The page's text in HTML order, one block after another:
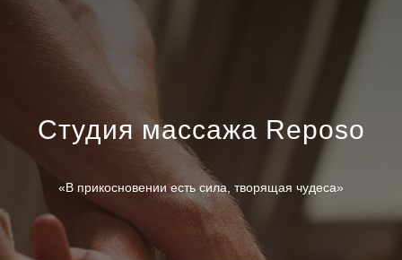
Студия массажа Reposo
«В прикосновении есть сила, творящая чудеса»